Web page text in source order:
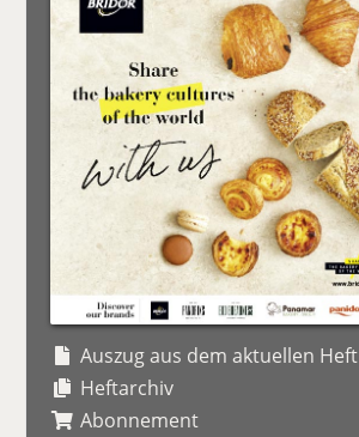
Auszug aus dem aktuellen Heft
Heftarchiv
Abonnement